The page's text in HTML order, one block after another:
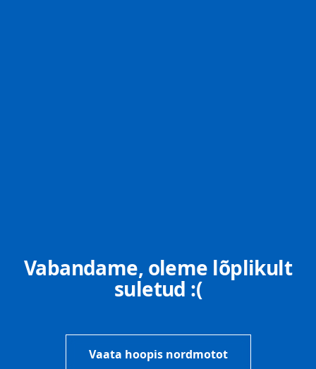
Vabandame, oleme lõplikult
suletud :(
Vaata hoopis nordmotot